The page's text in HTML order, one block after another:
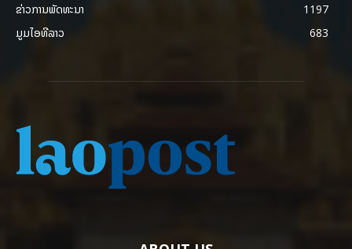
ຂ່າວການພັດທະນາ
1197
ມູມໄອທີລາວ
683